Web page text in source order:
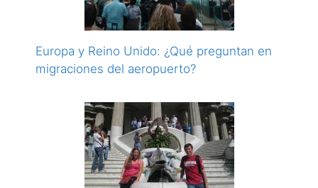
Europa y Reino Unido: ¿Qué preguntan en
migraciones del aeropuerto?